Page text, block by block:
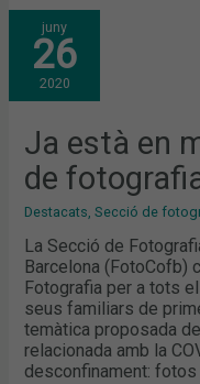
juny
26
2020
Ja està en
de
Destacats ,Secció de
La Secció de
Barcelona (FotoCofb)
Fotografia per a tots
seus familiars de
temàtica proposada
relacionada amb la
desconfinament:
JA
ESTÀ
EN
MARXA
EL
V
CONCURS
FOTOGRAFIA
DEL
COFB